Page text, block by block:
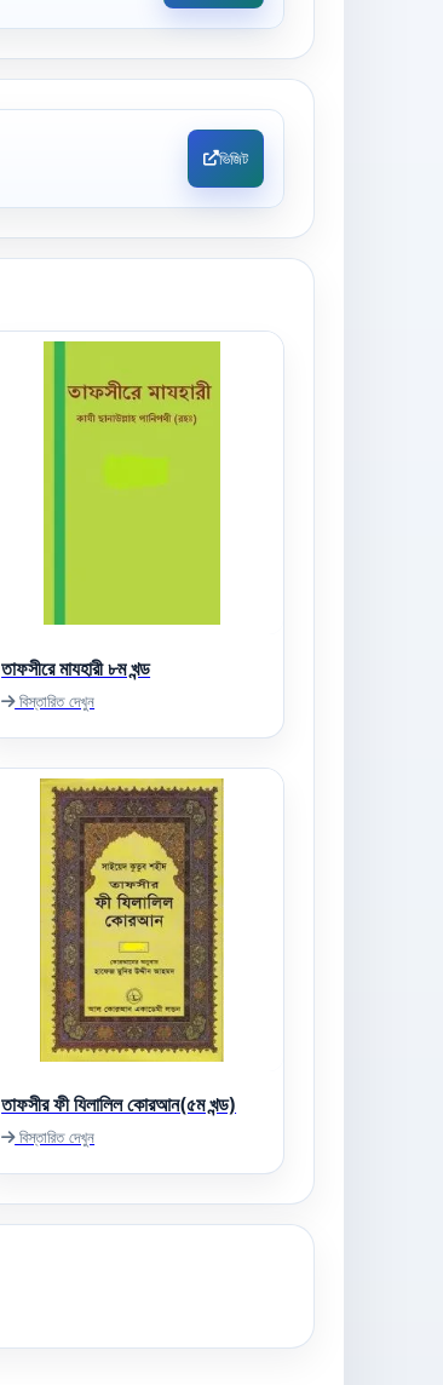
ভিজিট
তাফসীরে মাযহারী ৮ম খন্ড
বিস্তারিত দেখুন
তাফসীর ফী যিলালিল কোরআন(৫ম খন্ড)
বিস্তারিত দেখুন